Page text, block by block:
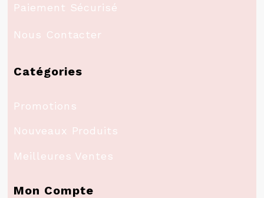
Paiement Sécurisé
Nous Contacter
Catégories
Promotions
Nouveaux Produits
Meilleures Ventes
Mon Compte